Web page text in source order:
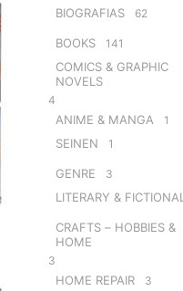
BIOGRAFIAS 62
BOOKS 141
COMICS & GRAPHIC
NOVELS
4
ANIME & MANGA 1
SEINEN 1
GENRE 3
LITERARY & FICTIONAL
CRAFTS – HOBBIES &
HOME
3
HOME REPAIR 3